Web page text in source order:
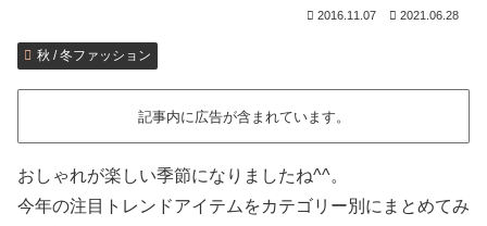
2016.11.07 2021.06.28
秋 / 冬ファッション
記事内に広告が含まれています。
おしゃれが楽しい季節になりましたね^^。
今年の注目トレンドアイテムをカテゴリー別にまとめてみ